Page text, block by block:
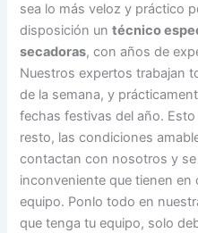
sea lo más veloz y práctico
disposición untécnico
secadoras, con años de
Nuestros expertos trabajan
de la semana, y
fechas festivas del año.
resto, las condiciones
contactan con nosotros y
inconveniente que tienen en
equipo. Ponlo todo en
que tenga tu equipo, solo